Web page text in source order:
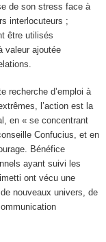
de son stress face à
interlocuteurs ;
être utilisés
valeur ajoutée
recherche d’emploi à
l’action est la
en « se concentrant
Confucius, et en
Bénéfice
ayant suivi les
ont vécu une
nouveaux univers, de